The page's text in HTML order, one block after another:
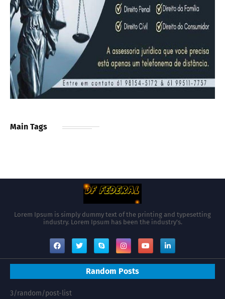
Main Tags
Lorem Ipsum is simply dummy text of the printing and typesetting
industry. Lorem Ipsum has been the industry's.
Random Posts
3/random/post-list